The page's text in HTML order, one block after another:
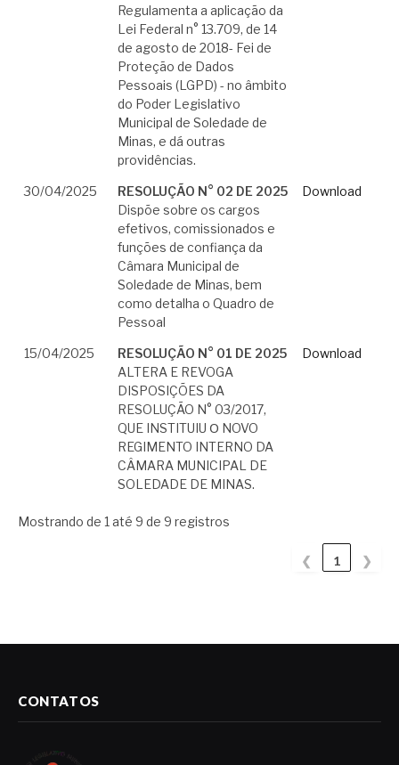
Regulamenta a aplicação da
Lei Federal n° 13.709, de 14
de agosto de 2018- Fei de
Proteção de Dados
Pessoais (LGPD) - no âmbito
do Poder Legislativo
Municipal de Soledade de
Minas, e dá outras
providências.
30/04/2025
RESOLUÇÃO N° 02 DE 2025
Dispõe sobre os cargos
efetivos, comissionados e
funções de confiança da
Câmara Municipal de
Soledade de Minas, bem
como detalha o Quadro de
Pessoal
Download
15/04/2025
RESOLUÇÃO N° 01 DE 2025
ALTERA E REVOGA
DISPOSIÇÕES DA
RESOLUÇÃO N° 03/2017,
QUE INSTITUIU Ο NOVO
REGIMENTO INTERNO DA
CÂMARA MUNICIPAL DE
SOLEDADE DE MINAS.
Download
Mostrando de 1 até 9 de 9 registros
❮ 1 ❯
CONTATOS